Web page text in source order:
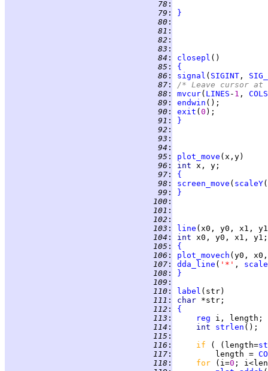
  78
:
  79
:
}
  80
:
  81
:
  82
:
  83
:
  84
: closepl
  85
:
{
  86
: signal ( SIGINT ,
  87
:
/* Leave cursor
  88
: mvcur( LINES - 1 , COLS
  89
: endwin
  90
: exit ( 0
  91
:
}
  92
:
  93
:
  94
:
  95
: plot_move
  96
: int
  97
:
{
  98
: screen_move ( scaleY
  99
:
}
100 :
101 :
102 :
103 :
line
104 :
int
105 :
{
106 : plot_movech (y0,
107 : dda_line ( '*' ,
108 :
}
109 :
110 : label
111 : char
112 :
{
113 : reg
114 : int strlen
115 :
116 : if ( (length=
117 :
         length =
118 : for (i=0